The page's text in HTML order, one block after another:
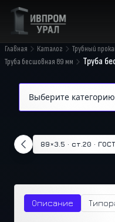
Главная Каталог Трубный
Труба бесшовная 89 мм
Труба
89×3.5 · ст.20 ·
Описание